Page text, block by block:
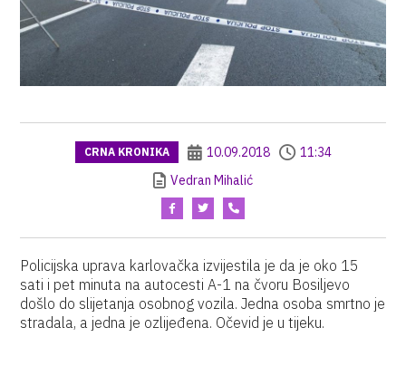
CRNA KRONIKA 10.09.2018
11:34
Vedran Mihalić
Policijska uprava karlovačka izvijestila je da je oko 15
sati i pet minuta na autocesti A-1 na čvoru Bosiljevo
došlo do slijetanja osobnog vozila. Jedna osoba smrtno je
stradala, a jedna je ozlijeđena. Očevid je u tijeku.